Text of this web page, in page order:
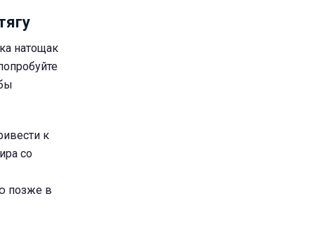
натощак
к
со
позже в